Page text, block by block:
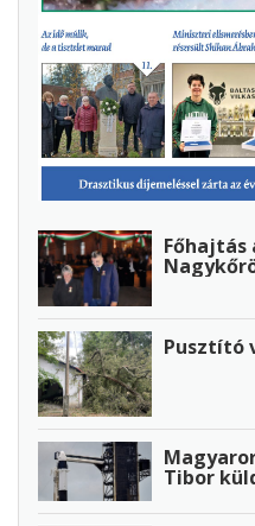
Főhajtás
Pusztító
Tibor